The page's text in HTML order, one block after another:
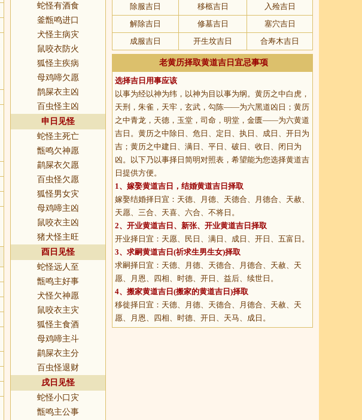
蛇怪有酒食
釜甑鸣进口
犬怪主病灾
鼠咬衣防火
狐怪主疾病
母鸡啼欠愿
鹊屎衣主凶
百虫怪主凶
申日见怪
蛇怪主死亡
甑鸣欠神愿
鹋屎衣欠愿
百虫怪欠愿
狐怪男女灾
母鸡啼主凶
鼠咬衣主凶
猪犬怪主旺
酉日见怪
蛇怪远人至
甑鸣主好事
犬怪欠神愿
鼠咬衣主灾
狐怪主食酒
母鸡啼主斗
鹋屎衣主分
百虫怪退财
戌日见怪
蛇怪小口灾
甑鸣主公事
除服吉日
移柩吉日
入殓吉日
解除吉日
修墓吉日
塞穴吉日
成服吉日
开生坟吉日 合寿木吉日
老黄历择取黄道吉日宜忌事项
选择吉日用事应该
以事为经以神为纬，以神为目以事为纲。黄历之中白虎，
天刑，朱雀，天牢，玄武，勾陈——为六黑道凶日；黄历
之中青龙，天德，玉堂，司命，明堂，金匮——为六黄道
吉日。黄历之中除日、危日、定日、执日、成日、开日为
吉；黄历之中建日、满日、平日、破日、收日、闭日为
凶。以下乃以事择日简明对照表，希望能为您选择黄道吉
日提供方便。
1、 嫁娶黄道吉日 ，结婚黄道吉日择取
嫁娶结婚择日宜：天德、月德、天德合、月德合、天赦、
天愿、三合、天喜、六合、不将日。
2、 开业黄道吉日 、新张、开业黄道吉日择取
开业择日宜：天愿、民日、满日、成日、开日、五富日。
3、 求嗣黄道吉日 (祈求生男生女)择取
求嗣择日宜：天德、月德、天德合、月德合、天赦、天
愿、月恩、四相、时德、开日、益后、续世日。
4、 搬家黄道吉日 (搬家的黄道吉日)择取
移徙择日宜：天德、月德、天德合、月德合、天赦、天
愿、月恩、四相、时德、开日、天马、成日。